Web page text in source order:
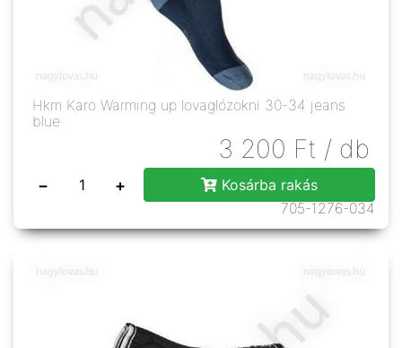
Hkm Karo Warming up lovaglózokni 30-34 jeans
blue
3 200 Ft / db
− +
Kosárba rakás
705-1276-034